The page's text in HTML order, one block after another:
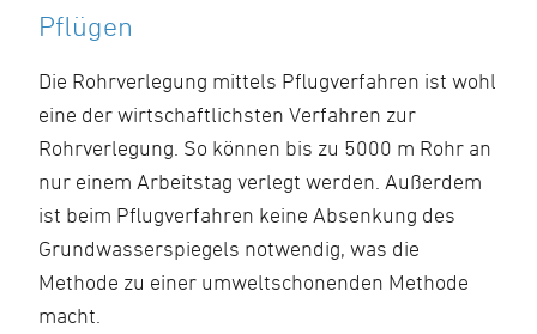
Pflügen
Die Rohrverlegung mittels Pflugverfahren ist wohl
eine der wirtschaftlichsten Verfahren zur
Rohrverlegung. So können bis zu 5000 m Rohr an
nur einem Arbeitstag verlegt werden. Außerdem
ist beim Pflugverfahren keine Absenkung des
Grundwasserspiegels notwendig, was die
Methode zu einer umweltschonenden Methode
macht.